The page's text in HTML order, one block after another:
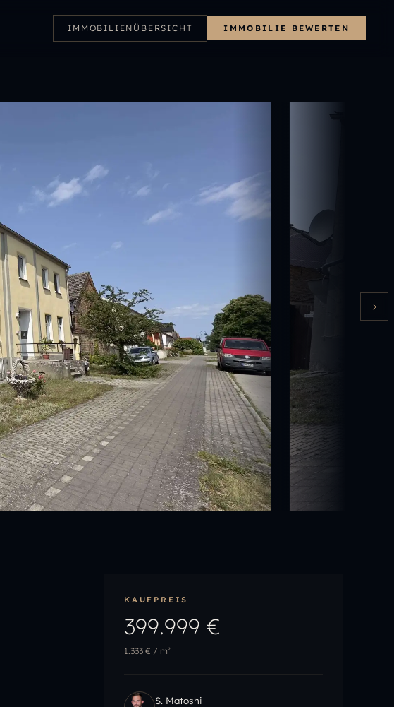
IMMOBILIENÜBERSICHT IMMOBILIE BEWERTEN
KAUFPREIS
399.999 €
1.333 € / m²
S. Matoshi